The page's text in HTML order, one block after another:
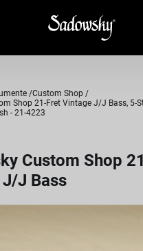
Custom Shop
Shop 21-Fret Vintage J/J Bass, 5-
- 21-4223
Custom Shop
J Bass